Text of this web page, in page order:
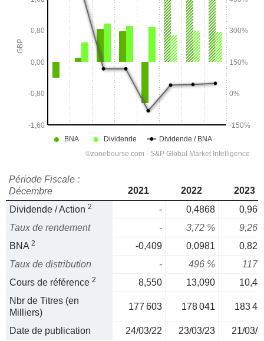
Période Fiscale :
Décembre
2021 2022
2023
Dividende / Action 2 - 0,4868
Taux de rendement
- 3,72 %
9,26
BNA 2 -0,409 0,0981
Taux de distribution
- 496 %
117
Cours de référence 2 8,550 13,090
Nbr de Titres (en
Milliers)
177 603 178 041 183
Date de publication 24/03/22 23/03/23 21/03/